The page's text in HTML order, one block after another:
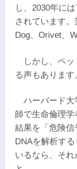
し、2030年に
されています
Dog、Orivet、
しかし、ペ
る声もあります
ハーバード
師で生命倫理
結果を「危険
DNAを解析す
いるなら、そ